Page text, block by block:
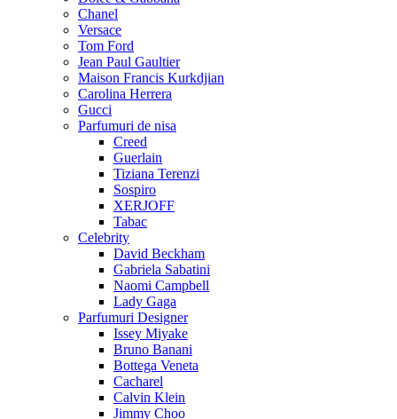
Chanel
Versace
Tom Ford
Jean Paul Gaultier
Maison Francis Kurkdjian
Carolina Herrera
Gucci
Parfumuri de nisa
Creed
Guerlain
Tiziana Terenzi
Sospiro
XERJOFF
Tabac
Celebrity
David Beckham
Gabriela Sabatini
Naomi Campbell
Lady Gaga
Parfumuri Designer
Issey Miyake
Bruno Banani
Bottega Veneta
Cacharel
Calvin Klein
Jimmy Choo